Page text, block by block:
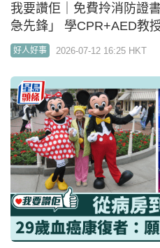
我要讚佢｜免費拎消防證
急先鋒」 學CPR+AED教
好人好事 2026-07-12 16:25 HKT